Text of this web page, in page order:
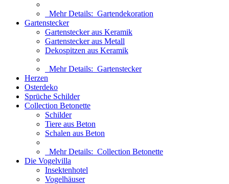
Mehr Details: Gartendekoration
Gartenstecker
Gartenstecker aus Keramik
Gartenstecker aus Metall
Dekospitzen aus Keramik
Mehr Details: Gartenstecker
Herzen
Osterdeko
Sprüche Schilder
Collection Betonette
Schilder
Tiere aus Beton
Schalen aus Beton
Mehr Details: Collection Betonette
Die Vogelvilla
Insektenhotel
Vogelhäuser